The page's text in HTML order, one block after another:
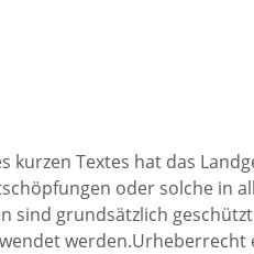
Textes hat das
oder solche in
sind grundsätzlich
werden.Urheberrecht